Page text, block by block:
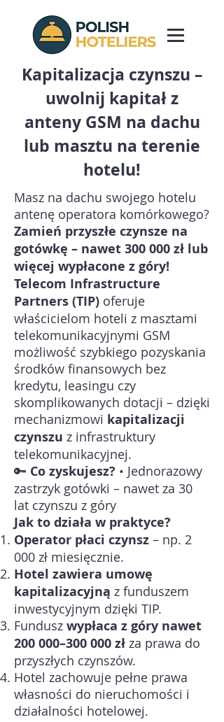
Kapitalizacja czynszu –
uwolnij kapitał z
anteny GSM na dachu
lub masztu na terenie
hotelu!
Masz na dachu swojego hotelu
antenę operatora komórkowego?
Zamień przyszłe czynsze na
gotówkę – nawet 300 000 zł lub
więcej wypłacone z góry!
Telecom Infrastructure
Partners (TIP) oferuje
właścicielom hoteli z masztami
telekomunikacyjnymi GSM
możliwość szybkiego pozyskania
środków finansowych bez
kredytu, leasingu czy
skomplikowanych dotacji – dzięki
mechanizmowi kapitalizacji
czynszu z infrastruktury
telekomunikacyjnej.
🔑 Co zyskujesz? • Jednorazowy
zastrzyk gotówki – nawet za 30
lat czynszu z góry
Jak to działa w praktyce?
Operator płaci czynsz – np. 2
000 zł miesięcznie.
Hotel zawiera umowę
kapitalizacyjną z funduszem
inwestycyjnym dzięki TIP.
Fundusz wypłaca z góry nawet
200 000–300 000 zł za prawa do
przyszłych czynszów.
Hotel zachowuje pełne prawa
własności do nieruchomości i
działalności hotelowej.